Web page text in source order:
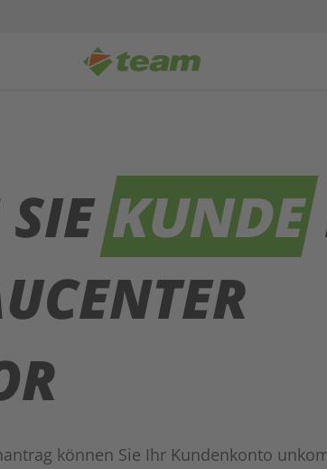
SIEKUNDE
können Sie Ihr Kundenkonto